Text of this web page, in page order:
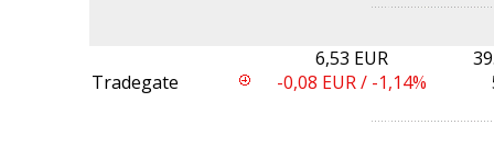
Tradegate
6,53 EUR
-0,08 EUR / -1,14%